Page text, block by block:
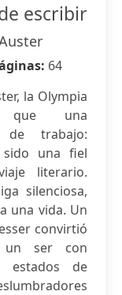
escribir
64
la Olympia
una
de trabajo:
una fiel
literario.
silenciosa,
una vida. Un
convirtió
un ser con
estados de